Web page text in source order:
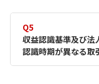
れる金額を見
の点は「返品」
ても、その値
Q5
収益認識基準及び法
認識時期が異なる取